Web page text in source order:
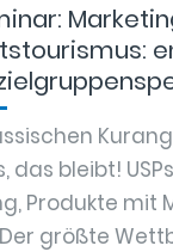
das bleibt!
Produkte mit
größte